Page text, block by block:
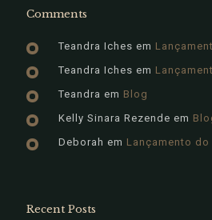
Comments
Teandra Iches em
Teandra Iches em
Teandra em Blog
Kelly Sinara Rezende em
Deborah em Lançamento
Recent Posts